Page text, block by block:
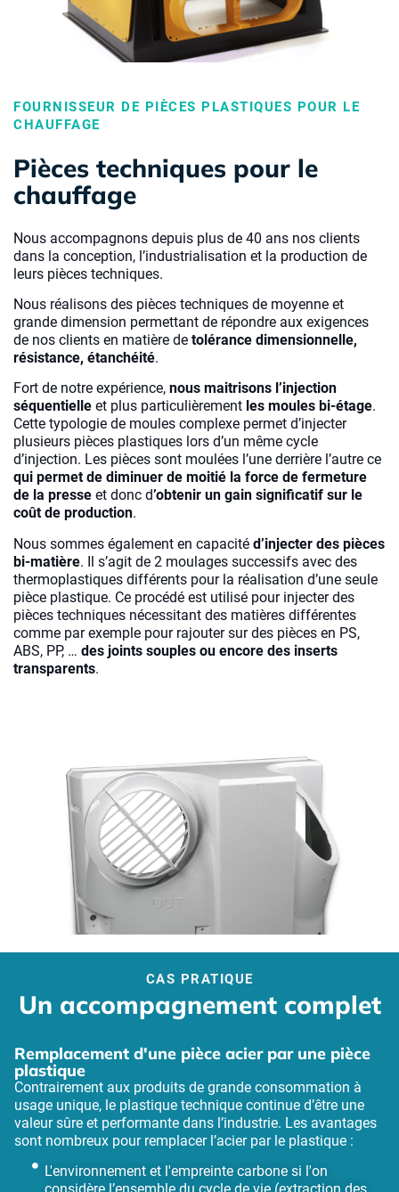
FOURNISSEUR DE PIÈCES PLASTIQUES POUR LE
CHAUFFAGE
Pièces techniques pour le
chauffage
Nous accompagnons depuis plus de 40 ans nos clients
dans la conception, l’industrialisation et la production de
leurs pièces techniques.
Nous réalisons des pièces techniques de moyenne et
grande dimension permettant de répondre aux exigences
de nos clients en matière de tolérance dimensionnelle,
résistance, étanchéité.
Fort de notre expérience, nous maitrisons l’injection
séquentielle et plus particulièrement les moules bi-étage.
Cette typologie de moules complexe permet d’injecter
plusieurs pièces plastiques lors d’un même cycle
d’injection. Les pièces sont moulées l’une derrière l’autre ce
qui permet de diminuer de moitié la force de fermeture
de la presse et donc d’obtenir un gain significatif sur le
coût de production.
Nous sommes également en capacité d’injecter des pièces
bi-matière. Il s’agit de 2 moulages successifs avec des
thermoplastiques différents pour la réalisation d’une seule
pièce plastique. Ce procédé est utilisé pour injecter des
pièces techniques nécessitant des matières différentes
comme par exemple pour rajouter sur des pièces en PS,
ABS, PP, … des joints souples ou encore des inserts
transparents.
CAS PRATIQUE
Un accompagnement complet
Remplacement d'une pièce acier par une pièce
plastique
Contrairement aux produits de grande consommation à
usage unique, le plastique technique continue d’être une
valeur sûre et performante dans l’industrie. Les avantages
sont nombreux pour remplacer l’acier par le plastique :
L'environnement et l'empreinte carbone si l'on